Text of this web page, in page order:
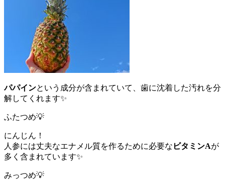
パパインという成分が含まれていて、歯に沈着した汚れを分
解してくれます✨
ふたつめ💡
にんじん！
人参には丈夫なエナメル質を作るために必要な ビタミンAが
多く含まれています✨
みっつめ💡